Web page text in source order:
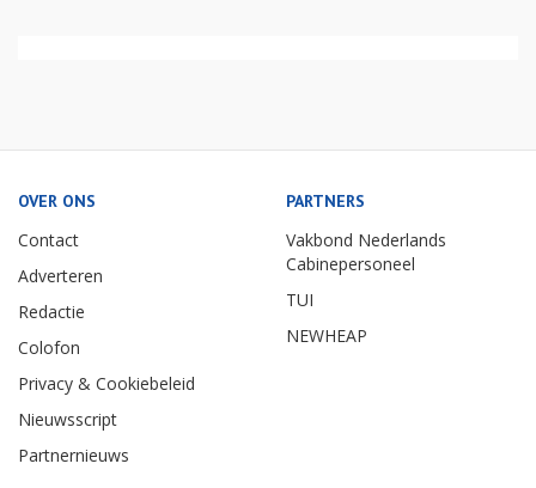
OVER ONS
Contact
Adverteren
Redactie
Colofon
Privacy & Cookiebeleid
Nieuwsscript
Partnernieuws
PARTNERS
Vakbond Nederlands
Cabinepersoneel
TUI
NEWHEAP